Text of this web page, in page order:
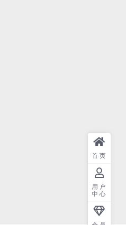
首页
用户
中心